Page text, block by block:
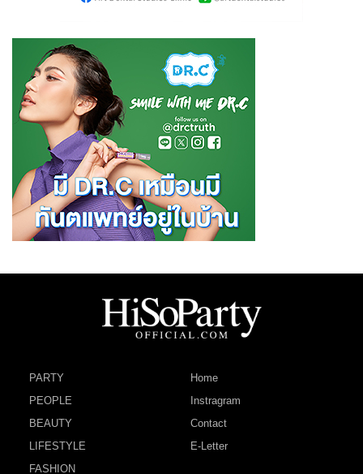
PARTY
PEOPLE
BEAUTY
LIFESTYLE
FASHION
Home
Instragram
Contact
E-Letter